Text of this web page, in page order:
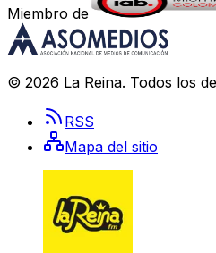
Miembro de
© 2026 La Reina. Todos los
RSS
Mapa del sitio